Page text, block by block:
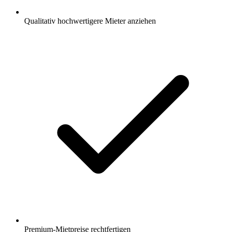
Qualitativ hochwertigere Mieter anziehen
Premium-Mietpreise rechtfertigen